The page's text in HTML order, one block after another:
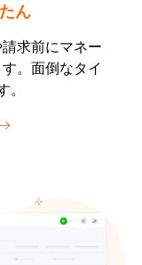
ん
求前にマネー
。面倒なタイ